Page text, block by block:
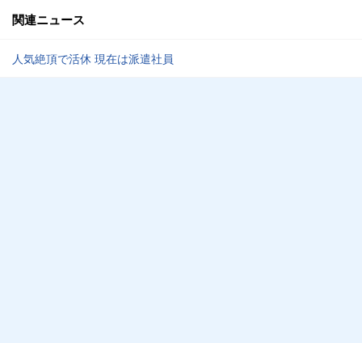
関連ニュース
人気絶頂で活休 現在は派遣社員